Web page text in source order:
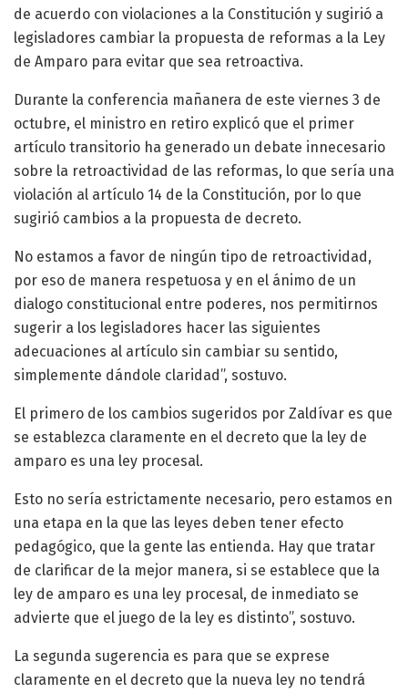
de acuerdo con violaciones a la Constitución y sugirió a
legisladores cambiar la propuesta de reformas a la Ley
de Amparo para evitar que sea retroactiva.
Durante la conferencia mañanera de este viernes 3 de
octubre, el ministro en retiro explicó que el primer
artículo transitorio ha generado un debate innecesario
sobre la retroactividad de las reformas, lo que sería una
violación al artículo 14 de la Constitución, por lo que
sugirió cambios a la propuesta de decreto.
No estamos a favor de ningún tipo de retroactividad,
por eso de manera respetuosa y en el ánimo de un
dialogo constitucional entre poderes, nos permitirnos
sugerir a los legisladores hacer las siguientes
adecuaciones al artículo sin cambiar su sentido,
simplemente dándole claridad”, sostuvo.
El primero de los cambios sugeridos por Zaldívar es que
se establezca claramente en el decreto que la ley de
amparo es una ley procesal.
Esto no sería estrictamente necesario, pero estamos en
una etapa en la que las leyes deben tener efecto
pedagógico, que la gente las entienda. Hay que tratar
de clarificar de la mejor manera, si se establece que la
ley de amparo es una ley procesal, de inmediato se
advierte que el juego de la ley es distinto”, sostuvo.
La segunda sugerencia es para que se exprese
claramente en el decreto que la nueva ley no tendrá